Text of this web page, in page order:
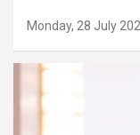
Monday, 28 July